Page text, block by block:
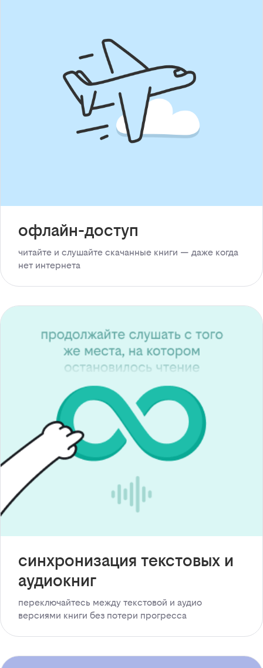
офлайн-доступ
читайте и слушайте скачанные книги — даже когда
нет интернета
синхронизация текстовых и
аудиокниг
переключайтесь между текстовой и аудио
версиями книги без потери прогресса